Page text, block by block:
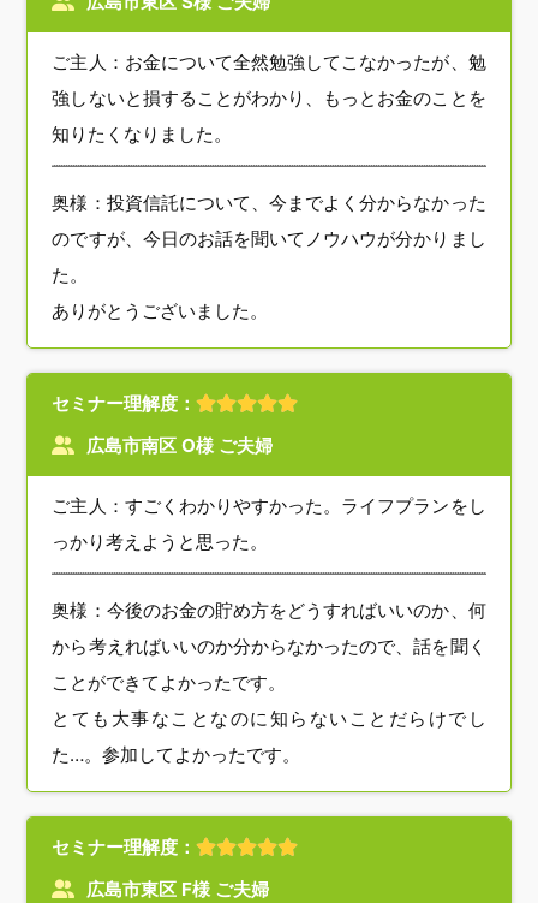
ご主人：お金について全然勉強してこなかったが、勉
強しないと損することがわかり、もっとお金のことを
知りたくなりました。
奥様：投資信託について、今までよく分からなかった
のですが、今日のお話を聞いてノウハウが分かりまし
た。
ありがとうございました。
セミナー理解度：
広島市南区 O様 ご夫婦
ご主人：すごくわかりやすかった。ライフプランをし
っかり考えようと思った。
奥様：今後のお金の貯め方をどうすればいいのか、何
から考えればいいのか分からなかったので、話を聞く
ことができてよかったです。
とても大事なことなのに知らないことだらけでし
た…。参加してよかったです。
セミナー理解度：
広島市東区 F様 ご夫婦